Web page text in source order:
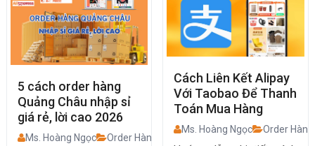
5 cách order hàng
Quảng Châu nhập sỉ
giá rẻ, lời cao 2026
Ms. Hoàng Ngọc Order Hàng Trung Quốc
Cách Liên Kết Alipay
Với Taobao Để Thanh
Toán Mua Hàng
Ms. Hoàng Ngọc Order